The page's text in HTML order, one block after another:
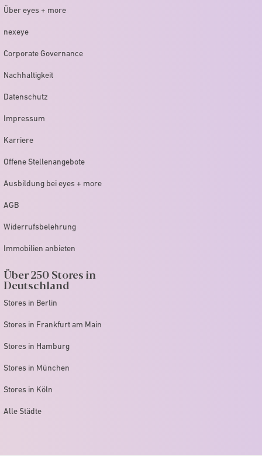
Über eyes + more
nexeye
Corporate Governance
Nachhaltigkeit
Datenschutz
Impressum
Karriere
Offene Stellenangebote
Ausbildung bei eyes + more
AGB
Widerrufsbelehrung
Immobilien anbieten
Über 250 Stores in
Deutschland
Stores in Berlin
Stores in Frankfurt am Main
Stores in Hamburg
Stores in München
Stores in Köln
Alle Städte